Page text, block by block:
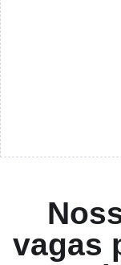
vagas